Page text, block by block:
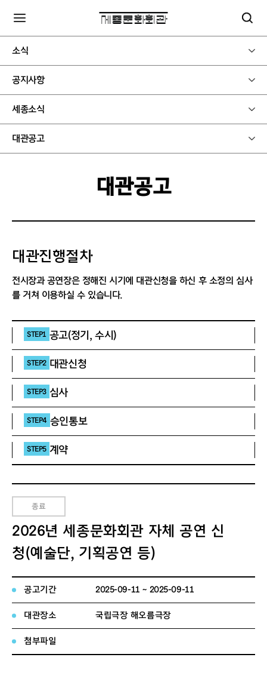
소식
공지사항
세종소식
대관공고
대관공고
대관진행절차
전시장과 공연장은 정해진 시기에 대관신청을 하신 후 소정의 심사
를 거쳐 이용하실 수 있습니다.
STEP1 공고(정기, 수시)
STEP2 대관신청
STEP3 심사
STEP4 승인통보
STEP5 계약
종료
2026년 세종문화회관 자체 공연 신
청(예술단, 기획공연 등)
공고기간 2025-09-11 ~ 2025-09-11
대관장소 국립극장 해오름극장
첨부파일